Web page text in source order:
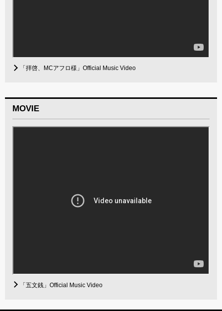
「拝啓、MCアフロ様」Official Music Video
MOVIE
「五文銭」Official Music Video